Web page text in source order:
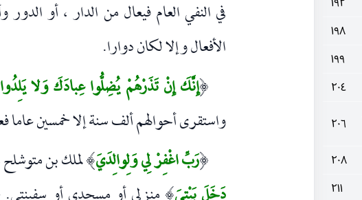
١٩٨
١٩٩
٢٠٤
٢٠٦
٢٠٨
٢١١
في النفي العام فيعال من الدار ، أو
الأفعال وإلا لكان دوارا.
(إِنَّكَ إِنْ تَذَرْهُمْ يُضِلُّوا عِبادَكَ وَلا
واستقرى أحوالهم ألف سنة إلا خمسين
(رَبِّ اغْفِرْ لِي وَلِوالِدَيَ)لملك بن
)